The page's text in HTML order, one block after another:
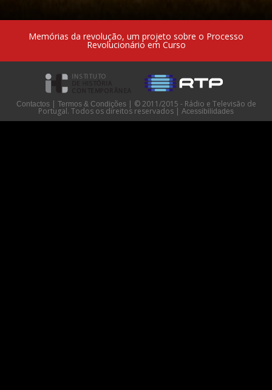
Memórias da revolução, um projeto sobre o Processo
Revolucionário em Curso
Contactos | Termos & Condições | © 2011/2015 - Rádio e Televisão de
Portugal. Todos os direitos reservados | Acessibilidades